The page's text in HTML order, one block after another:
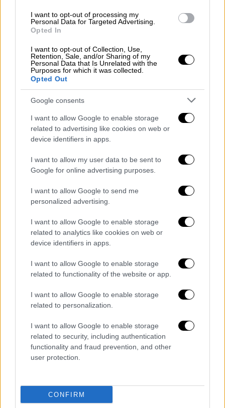
I want to opt-out of processing my
Personal Data for Targeted Advertising.
Opted In
I want to opt-out of Collection, Use,
Retention, Sale, and/or Sharing of my
Personal Data that Is Unrelated with the
Purposes for which it was collected.
Opted Out
Google consents
I want to allow Google to enable storage
related to advertising like cookies on web or
device identifiers in apps.
I want to allow my user data to be sent to
Google for online advertising purposes.
I want to allow Google to send me
personalized advertising.
I want to allow Google to enable storage
related to analytics like cookies on web or
device identifiers in apps.
I want to allow Google to enable storage
related to functionality of the website or app.
I want to allow Google to enable storage
related to personalization.
I want to allow Google to enable storage
related to security, including authentication
functionality and fraud prevention, and other
user protection.
CONFIRM
Θανάσης Κουρλαμπάς
θέατρο Αλκμήνη
POPULAR VIDEOS
Μεσημεριανό...|07.08.2026 14:06
07/08/2026
ΑΠΟΣΠΑΣΜΑΤΑ...
112 για ετοιμότητα